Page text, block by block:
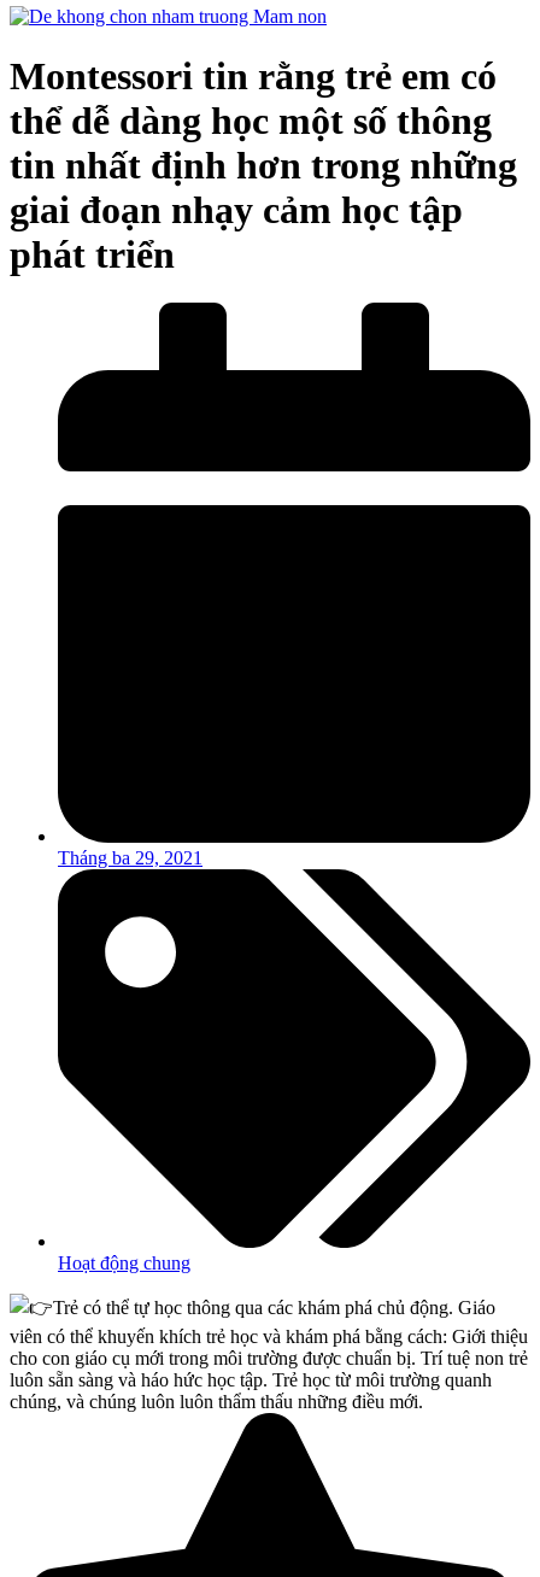
Montessori tin rằng trẻ em có
thể dễ dàng học một số thông
tin nhất định hơn trong những
giai đoạn nhạy cảm học tập
phát triển
Tháng ba 29, 2021
Hoạt động chung
Trẻ có thể tự học thông qua các khám phá chủ động. Giáo
viên có thể khuyến khích trẻ học và khám phá bằng cách: Giới thiệu
cho con giáo cụ mới trong môi trường được chuẩn bị. Trí tuệ non trẻ
luôn sẵn sàng và háo hức học tập. Trẻ học từ môi trường quanh
chúng, và chúng luôn luôn thẩm thấu những điều mới.